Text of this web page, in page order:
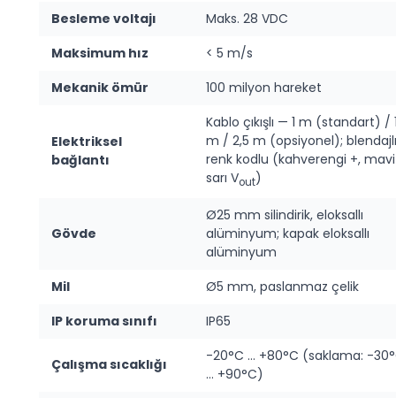
Besleme voltajı
Maks. 28 VDC
Maksimum hız
< 5 m/s
Mekanik ömür
100 milyon hareket
Elektriksel
bağlantı
Kablo çıkışlı — 1 m (standart) /
m / 2,5 m (opsiyonel);
renk kodlu (kahverengi +,
sarı Vout)
Gövde
Ø25 mm silindirik, eloksallı
alüminyum; kapak eloksallı
alüminyum
Mil
Ø5 mm, paslanmaz çelik
IP koruma sınıfı
IP65
Çalışma sıcaklığı
-20°C … +80°C (saklama: -
… +90°C)